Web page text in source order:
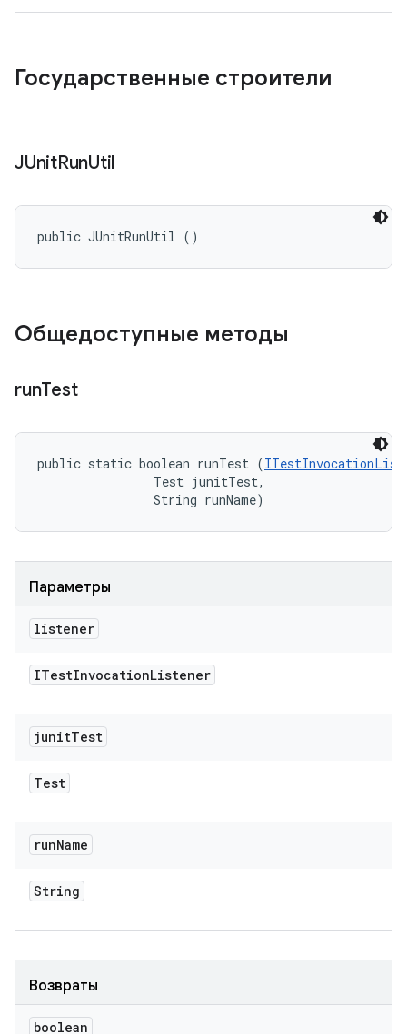
Государственные строители
JUnitRunUtil
public JUnitRunUtil ()
Общедоступные методы
runTest
public static boolean runTest (
                Test junitTest,
                String runName)
Параметры
listener
ITestInvocationListener
junitTest
Test
runName
String
Возвраты
boolean